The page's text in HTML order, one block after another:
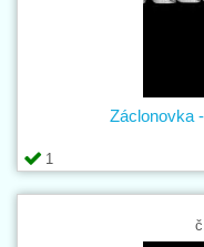
1
Záclonovka